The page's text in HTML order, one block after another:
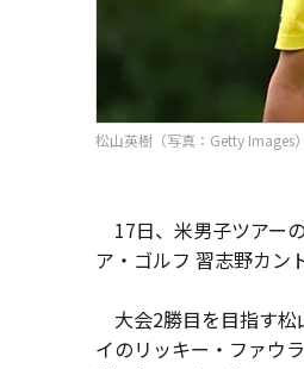
松山英樹（写真：Getty Images）
17日、米男子ツアー
ア・ゴルフ 習志野カン
大会2勝目を目指す松
イのリッキー・ファウ